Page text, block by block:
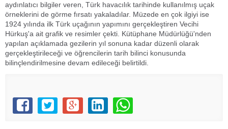
aydınlatıcı bilgiler veren, Türk havacılık tarihinde kullanılmış uçak
örneklerini de görme fırsatı yakaladılar. Müzede en çok ilgiyi ise
1924 yılında ilk Türk uçağının yapımını gerçekleştiren Vecihi
Hürkuş'a ait grafik ve resimler çekti. Kütüphane Müdürlüğü'nden
yapılan açıklamada gezilerin yıl sonuna kadar düzenli olarak
gerçekleştirileceği ve öğrencilerin tarih bilinci konusunda
bilinçlendirilmesine devam edileceği belirtildi.